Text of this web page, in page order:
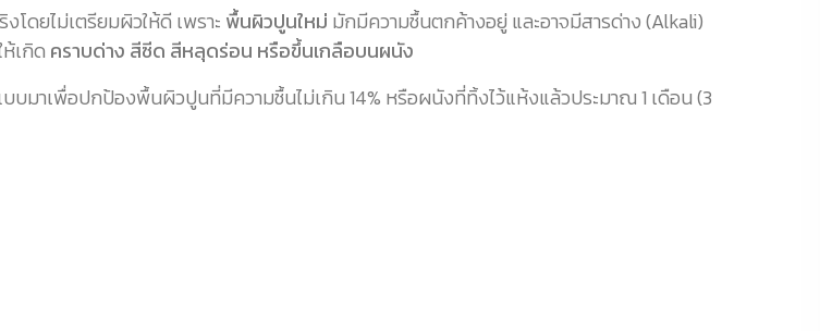
ดยไม่เตรียมผิวให้ดี เพราะ พื้นผิวปูนใหม่ มักมีความชื้นตกค้างอยู่ และอาจมีสารด่าง (Alkali)
เกิด คราบด่าง สีซีด สีหลุดร่อน หรือขึ้นเกลือบนผนัง
บมาเพื่อปกป้องพื้นผิวปูนที่มีความชื้นไม่เกิน 14% หรือผนังที่ทิ้งไว้แห้งแล้วประมาณ 1 เดือน (3